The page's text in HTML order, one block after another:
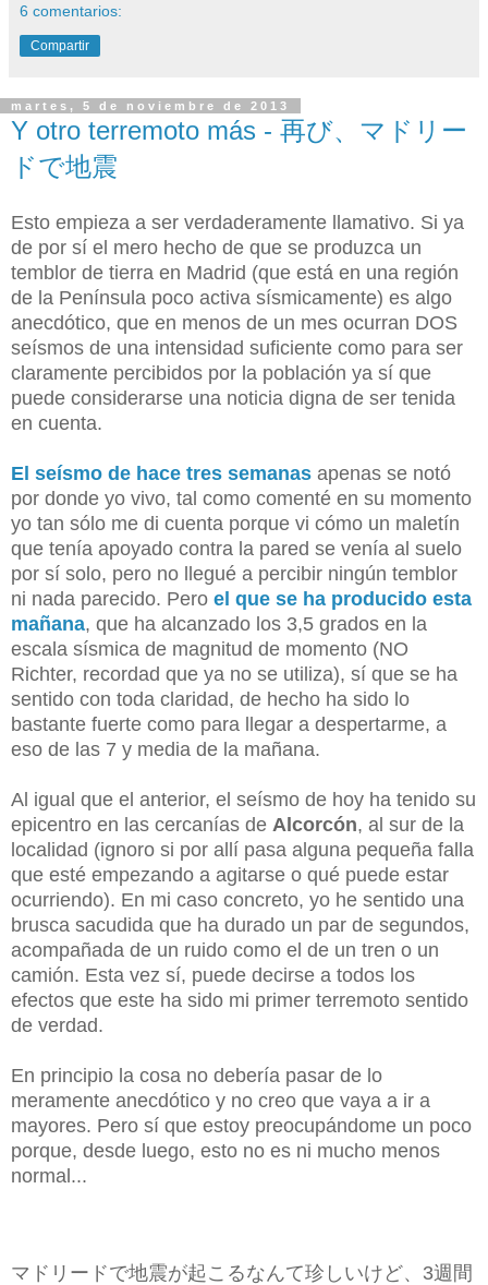
6 comentarios:
Compartir
martes, 5 de noviembre de 2013
Y otro terremoto más - 再び、マドリー
ドで地震
Esto empieza a ser verdaderamente llamativo. Si ya
de por sí el mero hecho de que se produzca un
temblor de tierra en Madrid (que está en una región
de la Península poco activa sísmicamente) es algo
anecdótico, que en menos de un mes ocurran DOS
seísmos de una intensidad suficiente como para ser
claramente percibidos por la población ya sí que
puede considerarse una noticia digna de ser tenida
en cuenta.
El seísmo de hace tres semanas apenas se notó
por donde yo vivo, tal como comenté en su momento
yo tan sólo me di cuenta porque vi cómo un maletín
que tenía apoyado contra la pared se venía al suelo
por sí solo, pero no llegué a percibir ningún temblor
ni nada parecido. Pero el que se ha producido esta
mañana, que ha alcanzado los 3,5 grados en la
escala sísmica de magnitud de momento (NO
Richter, recordad que ya no se utiliza), sí que se ha
sentido con toda claridad, de hecho ha sido lo
bastante fuerte como para llegar a despertarme, a
eso de las 7 y media de la mañana.
Al igual que el anterior, el seísmo de hoy ha tenido su
epicentro en las cercanías de Alcorcón, al sur de la
localidad (ignoro si por allí pasa alguna pequeña falla
que esté empezando a agitarse o qué puede estar
ocurriendo). En mi caso concreto, yo he sentido una
brusca sacudida que ha durado un par de segundos,
acompañada de un ruido como el de un tren o un
camión. Esta vez sí, puede decirse a todos los
efectos que este ha sido mi primer terremoto sentido
de verdad.
En principio la cosa no debería pasar de lo
meramente anecdótico y no creo que vaya a ir a
mayores. Pero sí que estoy preocupándome un poco
porque, desde luego, esto no es ni mucho menos
normal...
マドリードで地震が起こるなんて珍しいけど、3週間